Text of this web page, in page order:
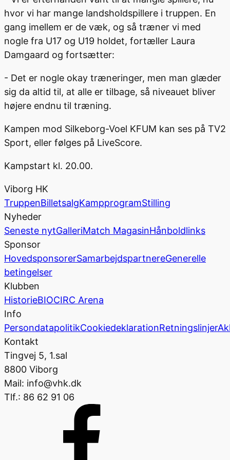
hvor vi har mange landsholdspillere i truppen. En
gang imellem er de væk, og så træner vi med
nogle fra U17 og U19 holdet, fortæller Laura
Damgaard og fortsætter:
- Det er nogle okay træneringer, men man glæder
sig da altid til, at alle er tilbage, så niveauet bliver
højere endnu til træning.
Kampen mod Silkeborg-Voel KFUM kan ses på TV2
Sport, eller følges på LiveScore.
Kampstart kl. 20.00.
Viborg HK
TruppenBilletsalgKampprogramStilling
Nyheder
Seneste nytGalleriMatch MagasinHånboldlinks
Sponsor
HovedsponsorerSamarbejdspartnereGenerelle
betingelser
Klubben
HistorieBIOCIRC Arena
Info
PersondatapolitikCookiedeklarationRetningslinjer
Kontakt
Tingvej 5, 1.sal
8800 Viborg
Mail: info@vhk.dk
Tlf.: 86 62 91 06